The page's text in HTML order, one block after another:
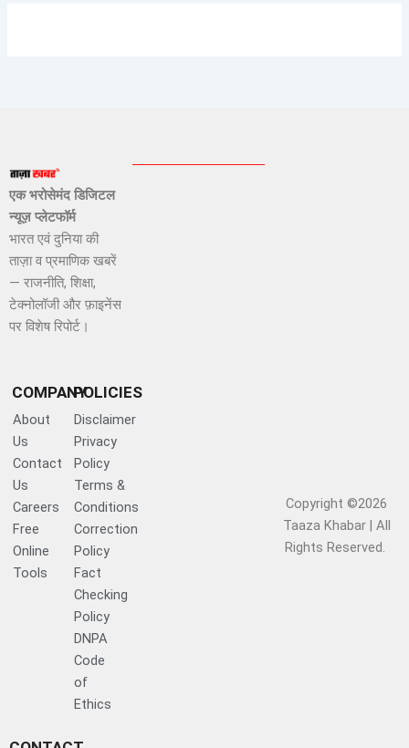
एक भरोसेमंद डिजिटल
न्यूज़ प्लेटफॉर्म
भारत एवं दुनिया की
ताज़ा व प्रमाणिक खबरें
— राजनीति, शिक्षा,
टेक्नोलॉजी और फ़ाइनेंस
पर विशेष रिपोर्ट।
COMPANY
About
Us
Contact
Us
Careers
Free
Online
Tools
POLICIES
Disclaimer
Privacy
Policy
Terms &
Conditions
Correction
Policy
Fact
Checking
Policy
DNPA
Code
of
Ethics
Copyright ©2026
Taaza Khabar | All
Rights Reserved.​